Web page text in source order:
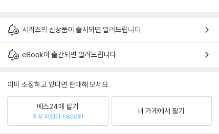
시리즈의 신상품이 출시되면 알려드립니다.
eBook이 출간되면 알려드립니다.
이미 소장하고 있다면 판매해 보세요.
예스24에 팔기
최상 매입가 1,800원
내 가게에서 팔기